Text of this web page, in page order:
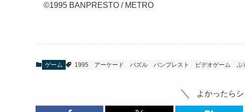
©1995 BANPRESTO / METRO
ゲーム 1995 アーケード パズル バンプレスト ビデオゲーム ぷ
よかったら